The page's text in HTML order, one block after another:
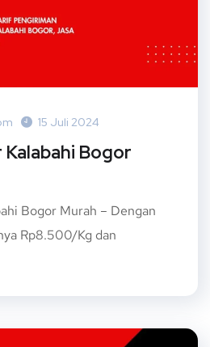
15 Juli 2024
Bogor
Bogor Murah – Dengan
Rp8.500/Kg dan